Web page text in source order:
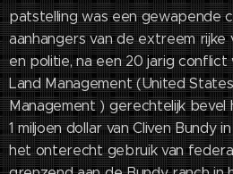
patstelling was een gewapende
aanhangers van de extreem rijke
en politie, na een 20 jarig conflict
Land Management (United
Management ) gerechtelijk bevel
1 miljoen dollar van Cliven Bundy
het onterecht gebruik van